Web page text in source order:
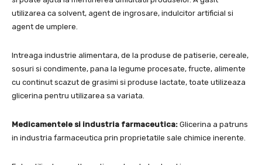
utilizarea ca solvent, agent de ingrosare, indulcitor artificial si
agent de umplere.
Intreaga industrie alimentara, de la produse de patiserie, cereale,
sosuri si condimente, pana la legume procesate, fructe, alimente
cu continut scazut de grasimi si produse lactate, toate utilizeaza
glicerina pentru utilizarea sa variata.
Medicamentele si industria farmaceutica: Glicerina a patruns
in industria farmaceutica prin proprietatile sale chimice inerente.